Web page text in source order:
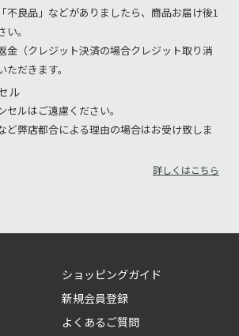
不良品」などがありましたら、商品お届け後1
。
金（クレジット決済の場合クレジット取り消
だきます。
ル
ルはご遠慮ください。
ど弊店都合による理由の場合はお受け致しま
詳しくはこちら
ショッピングガイド
新規会員登録
よくあるご質問